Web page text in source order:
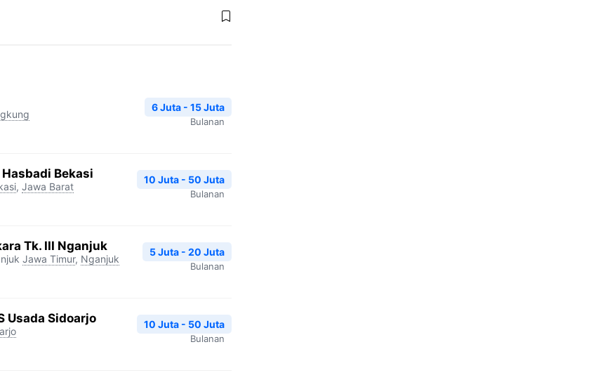
6 Juta - 15 Juta
Bulanan
Bekasi
, Jawa Barat
10 Juta - 50 Juta
Bulanan
Tk. III Nganjuk
Jawa Timur, Nganjuk
5 Juta - 20 Juta
Bulanan
Usada Sidoarjo 10 Juta - 50 Juta
Bulanan